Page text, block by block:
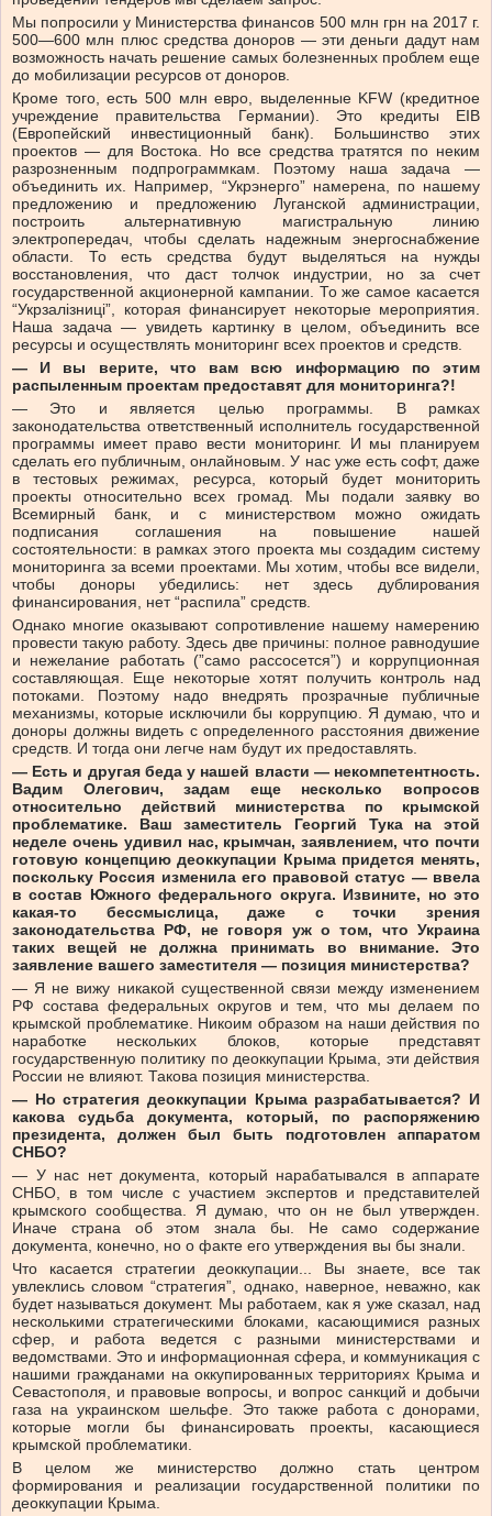
Мы попросили у Министерства финансов 500 млн грн на 2017 г.
500—600 млн плюс средства доноров — эти деньги дадут нам
возможность начать решение самых болезненных проблем еще
до мобилизации ресурсов от доноров.
Кроме того, есть 500 млн евро, выделенные KFW (кредитное
учреждение правительства Германии). Это кредиты EIB
(Европейский инвестиционный банк). Большинство этих
проектов — для Востока. Но все средства тратятся по неким
разрозненным подпрограммкам. Поэтому наша задача —
объединить их. Например, “Укрэнерго” намерена, по нашему
предложению и предложению Луганской администрации,
построить альтернативную магистральную линию
электропередач, чтобы сделать надежным энергоснабжение
области. То есть средства будут выделяться на нужды
восстановления, что даст толчок индустрии, но за счет
государственной акционерной кампании. То же самое касается
“Укрзалізниці”, которая финансирует некоторые мероприятия.
Наша задача — увидеть картинку в целом, объединить все
ресурсы и осуществлять мониторинг всех проектов и средств.
— И вы верите, что вам всю информацию по этим
распыленным проектам предоставят для мониторинга?!
— Это и является целью программы. В рамках
законодательства ответственный исполнитель государственной
программы имеет право вести мониторинг. И мы планируем
сделать его публичным, онлайновым. У нас уже есть софт, даже
в тестовых режимах, ресурса, который будет мониторить
проекты относительно всех громад. Мы подали заявку во
Всемирный банк, и с министерством можно ожидать
подписания соглашения на повышение нашей
состоятельности: в рамках этого проекта мы создадим систему
мониторинга за всеми проектами. Мы хотим, чтобы все видели,
чтобы доноры убедились: нет здесь дублирования
финансирования, нет “распила” средств.
Однако многие оказывают сопротивление нашему намерению
провести такую работу. Здесь две причины: полное равнодушие
и нежелание работать (”само рассосется”) и коррупционная
составляющая. Еще некоторые хотят получить контроль над
потоками. Поэтому надо внедрять прозрачные публичные
механизмы, которые исключили бы коррупцию. Я думаю, что и
доноры должны видеть с определенного расстояния движение
средств. И тогда они легче нам будут их предоставлять.
— Есть и другая беда у нашей власти — некомпетентность.
Вадим Олегович, задам еще несколько вопросов
относительно действий министерства по крымской
проблематике. Ваш заместитель Георгий Тука на этой
неделе очень удивил нас, крымчан, заявлением, что почти
готовую концепцию деоккупации Крыма придется менять,
поскольку Россия изменила его правовой статус — ввела
в состав Южного федерального округа. Извините, но это
какая-то бессмыслица, даже с точки зрения
законодательства РФ, не говоря уж о том, что Украина
таких вещей не должна принимать во внимание. Это
заявление вашего заместителя — позиция министерства?
— Я не вижу никакой существенной связи между изменением
РФ состава федеральных округов и тем, что мы делаем по
крымской проблематике. Никоим образом на наши действия по
наработке нескольких блоков, которые представят
государственную политику по деоккупации Крыма, эти действия
России не влияют. Такова позиция министерства.
— Но стратегия деоккупации Крыма разрабатывается? И
какова судьба документа, который, по распоряжению
президента, должен был быть подготовлен аппаратом
СНБО?
— У нас нет документа, который нарабатывался в аппарате
СНБО, в том числе с участием экспертов и представителей
крымского сообщества. Я думаю, что он не был утвержден.
Иначе страна об этом знала бы. Не само содержание
документа, конечно, но о факте его утверждения вы бы знали.
Что касается стратегии деоккупации... Вы знаете, все так
увлеклись словом “стратегия”, однако, наверное, неважно, как
будет называться документ. Мы работаем, как я уже сказал, над
несколькими стратегическими блоками, касающимися разных
сфер, и работа ведется с разными министерствами и
ведомствами. Это и информационная сфера, и коммуникация с
нашими гражданами на оккупированных территориях Крыма и
Севастополя, и правовые вопросы, и вопрос санкций и добычи
газа на украинском шельфе. Это также работа с донорами,
которые могли бы финансировать проекты, касающиеся
крымской проблематики.
В целом же министерство должно стать центром
формирования и реализации государственной политики по
деоккупации Крыма.